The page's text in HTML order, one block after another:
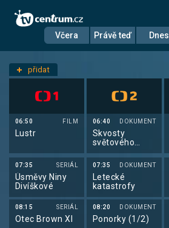
Včera Právě teď Dnes
Datum
Nastavení stanic
přidat
06:50 FILM
Lustr
07:35 SERIÁL
Úsměvy Niny
Divíškové
08:15 SERIÁL
Otec Brown XI
06:40 DOKUMENT
Skvosty
světového
stavitelství
07:35 DOKUMENT
Letecké
katastrofy
08:20 DOKUMENT
Ponorky (1/2)